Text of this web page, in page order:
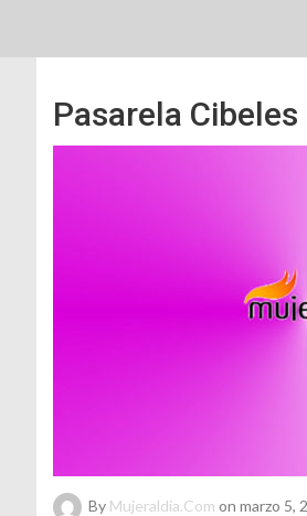
Pasarela
By Mujeraldia.com on marzo 5,